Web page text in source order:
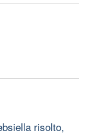
risolto,